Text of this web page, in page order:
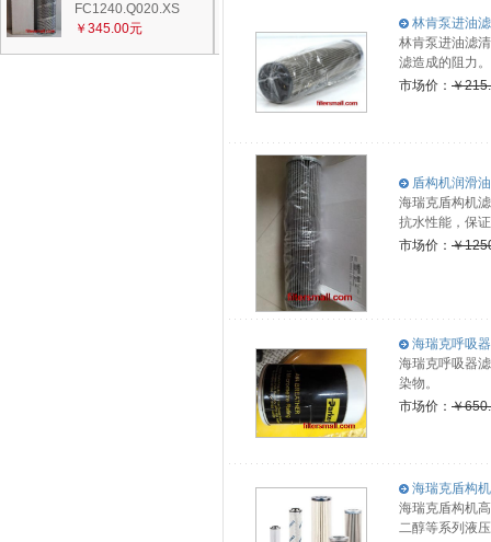
FC1240.Q020.XS
￥345.00元
林肯泵进油
林肯泵进油滤
滤造成的阻力。
市场价： ￥
盾构机润滑
海瑞克盾构机
抗水性能，保
市场价： ￥
海瑞克呼吸
海瑞克呼吸器
染物。
市场价： ￥
海瑞克盾构
海瑞克盾构机
二醇等系列液